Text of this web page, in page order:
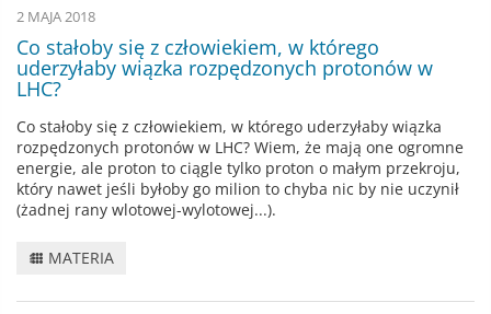
2 MAJA 2018
Co stałoby się z człowiekiem, w którego
uderzyłaby wiązka rozpędzonych protonów w
LHC?
Co stałoby się z człowiekiem, w którego uderzyłaby wiązka
rozpędzonych protonów w LHC? Wiem, że mają one ogromne
energie, ale proton to ciągle tylko proton o małym przekroju,
który nawet jeśli byłoby go milion to chyba nic by nie uczynił
(żadnej rany wlotowej-wylotowej...).
MATERIA